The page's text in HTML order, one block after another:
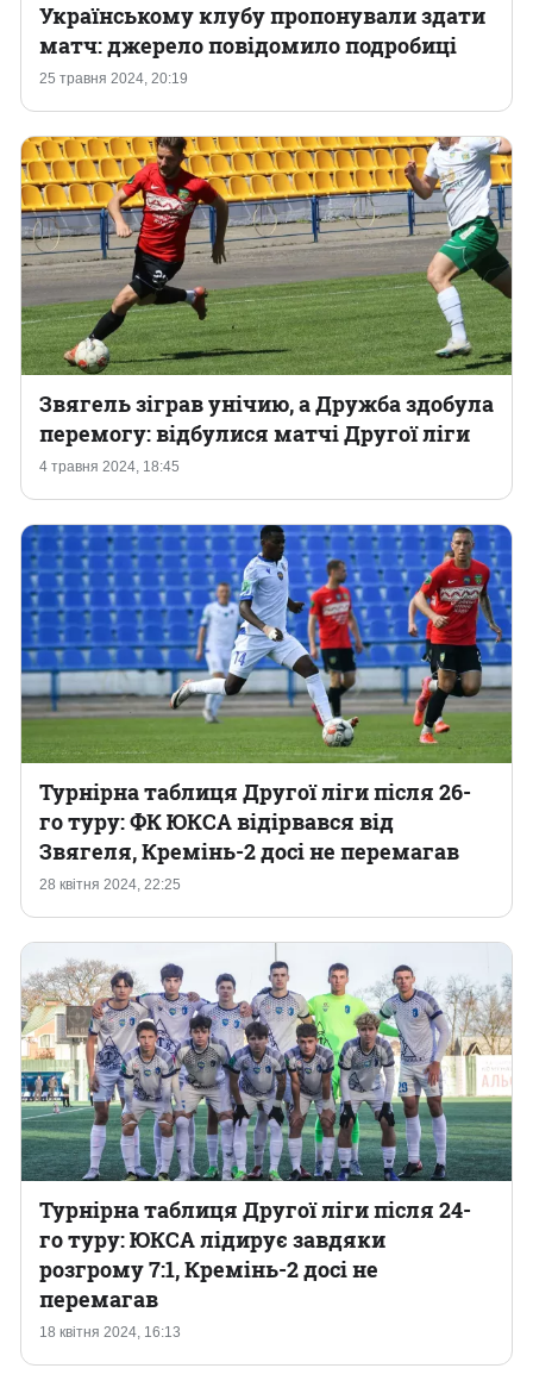
25 травня 2024, 20:19
Українському клубу пропонували здати
матч: джерело повідомило подробиці
4 травня 2024, 18:45
Звягель зіграв унічию, а Дружба здобула
перемогу: відбулися матчі Другої ліги
28 квітня 2024, 22:25
Турнірна таблиця Другої ліги після 26-
го туру: ФК ЮКСА відірвався від
Звягеля, Кремінь-2 досі не перемагав
18 квітня 2024, 16:13
Турнірна таблиця Другої ліги після 24-
го туру: ЮКСА лідирує завдяки
розгрому 7:1, Кремінь-2 досі не
перемагав